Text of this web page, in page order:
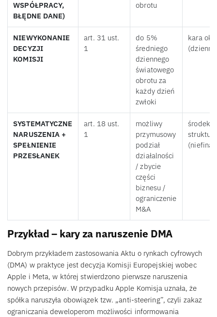
WSPÓŁPRACY,
BŁĘDNE DANE)
obrotu
NIEWYKONANIE
DECYZJI
KOMISJI
art. 31 ust.
1
do 5%
średniego
dziennego
światowego
obrotu za
każdy dzień
zwłoki
kara
SYSTEMATYCZNE
NARUSZENIA +
SPEŁNIENIE
PRZESŁANEK
art. 18 ust.
1
możliwy
przymusowy
podział
działalności
/ zbycie
części
biznesu /
ograniczenie
M&A
środek
Przykład – kary za naruszenie DMA
Dobrym przykładem zastosowania Aktu o rynkach cyfrowych
(DMA) w praktyce jest decyzja Komisji Europejskiej wobec
Apple i Meta, w której stwierdzono pierwsze naruszenia
nowych przepisów. W przypadku Apple Komisja uznała, że
spółka naruszyła obowiązek tzw. „anti-steering”, czyli zakaz
ograniczania deweloperom możliwości informowania